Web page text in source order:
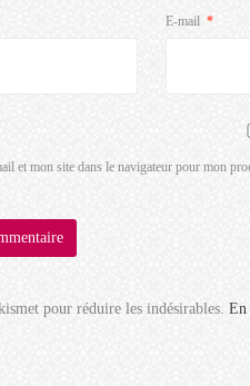
E-mail *
et mon site dans le navigateur pour mon
pour réduire les indésirables. En